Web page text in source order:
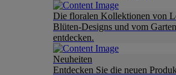
Die floralen Kollektionen von
Blüten-Designs und vom
entdecken.
Neuheiten
Entdecken Sie die neuen